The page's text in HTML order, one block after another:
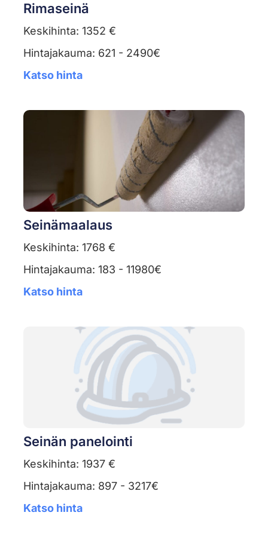
Rimaseinä
Keskihinta: 1352 €
Hintajakauma: 621 - 2490€
Katso hinta
Seinämaalaus
Keskihinta: 1768 €
Hintajakauma: 183 - 11980€
Katso hinta
Seinän panelointi
Keskihinta: 1937 €
Hintajakauma: 897 - 3217€
Katso hinta